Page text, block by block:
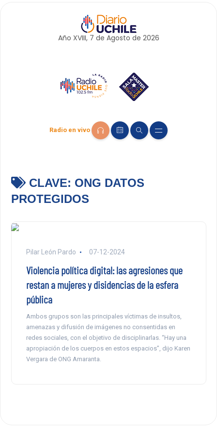
Año XVIII, 7 de Agosto de 2026
Radio en vivo
CLAVE: ONG DATOS
PROTEGIDOS
Pilar León Pardo 07-12-2024
Violencia política digital: las agresiones que
restan a mujeres y disidencias de la esfera
pública
Ambos grupos son las principales víctimas de insultos,
amenazas y difusión de imágenes no consentidas en
redes sociales, con el objetivo de disciplinarlas. “Hay una
apropiación de los cuerpos en estos espacios”, dijo Karen
Vergara de ONG Amaranta.